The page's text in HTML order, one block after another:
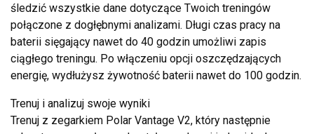
śledzić wszystkie dane dotyczące Twoich treningów
połączone z dogłębnymi analizami. Długi czas pracy na
baterii sięgający nawet do 40 godzin umożliwi zapis
ciągłego treningu. Po włączeniu opcji oszczędzających
energię, wydłużysz żywotność baterii nawet do 100 godzin.
Trenuj i analizuj swoje wyniki
Trenuj z zegarkiem Polar Vantage V2, który następnie